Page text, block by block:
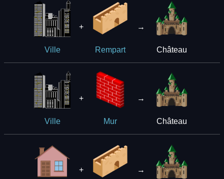
Ville
+
Rempart
→
Château
Ville
+
Mur
→
Château
+ →